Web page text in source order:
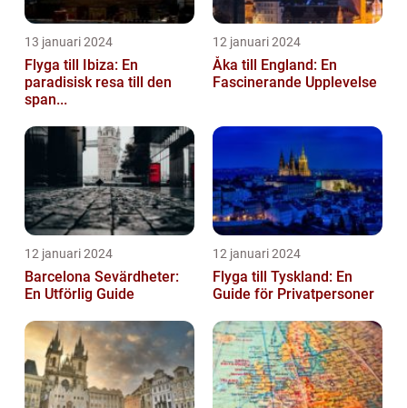
13 januari 2024
Flyga till Ibiza: En
paradisisk resa till den
span...
12 januari 2024
Åka till England: En
Fascinerande Upplevelse
12 januari 2024
Barcelona Sevärdheter:
En Utförlig Guide
12 januari 2024
Flyga till Tyskland: En
Guide för Privatpersoner